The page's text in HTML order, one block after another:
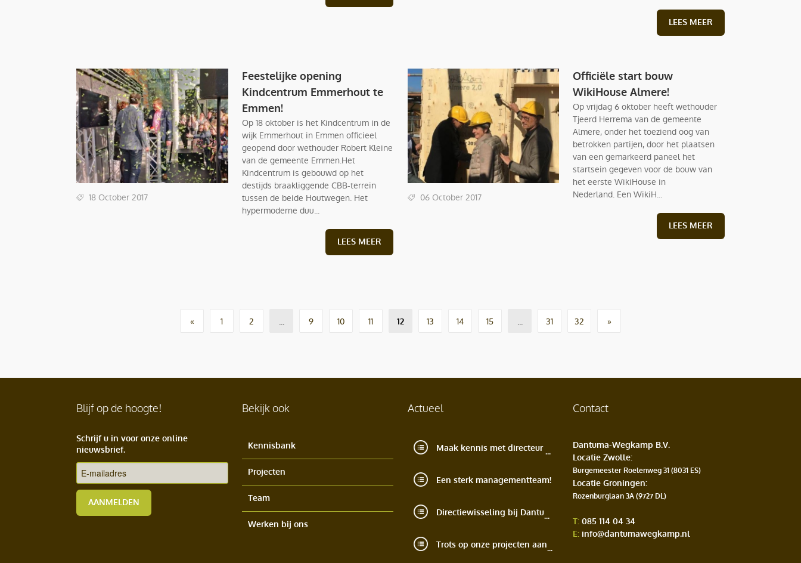
LEES MEER
18 October 2017
Feestelijke opening
Kindcentrum Emmerhout te
Emmen!
Op 18 oktober is het Kindcentrum in de
wijk Emmerhout in Emmen officieel
geopend door wethouder Robert Kleine
van de gemeente Emmen.Het
Kindcentrum is gebouwd op het
destijds braakliggende CBB-terrein
tussen de beide Houtwegen. Het
hypermoderne duu...
LEES MEER
06 October 2017
Officiële start bouw
WikiHouse Almere!
Op vrijdag 6 oktober heeft wethouder
Tjeerd Herrema van de gemeente
Almere, onder het toeziend oog van
betrokken partijen, door het plaatsen
van een gemarkeerd paneel het
startsein gegeven voor de bouw van
het eerste WikiHouse in
Nederland. Een WikiH...
LEES MEER
« 1 2 ... 9 10 11 12 13 14 15 ... 31 32 »
Blijf op de hoogte!
Schrijf u in voor onze online
nieuwsbrief.
AANMELDEN
Bekijk ook
Kennisbank
Projecten
Team
Werken bij ons
Actueel
Een sterk managementteam!
Contact
Dantuma-Wegkamp B.V.
Locatie Zwolle:
Burgemeester Roelenweg 31 (8031 ES)
Locatie Groningen:
Rozenburglaan 3A (9727 DL)
T: 085 114 04 34
E: info@dantumawegkamp.nl